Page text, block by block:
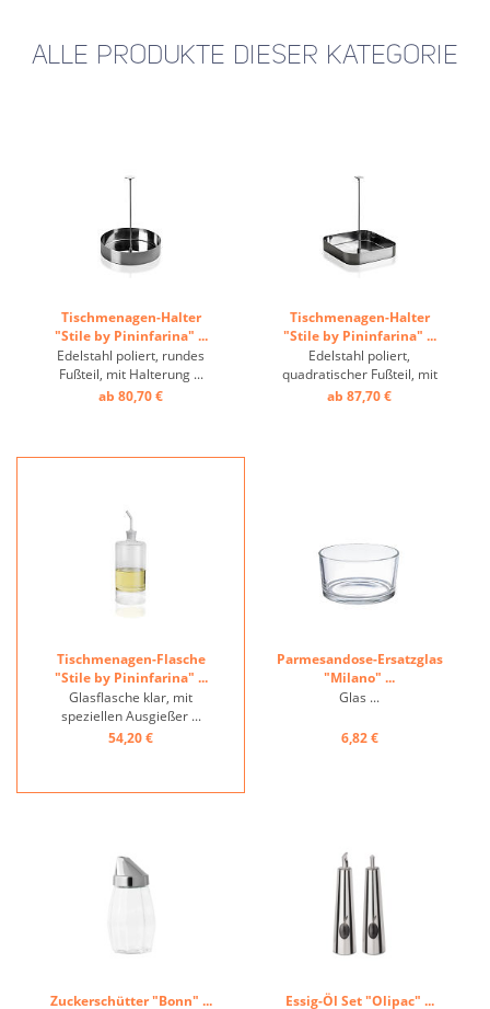
ALLE PRODUKTE DIESER KATEGORIE
Tischmenagen-Halter
"Stile by Pininfarina" ...
Edelstahl poliert, rundes
Fußteil, mit Halterung ...
ab 80,70 €
Tischmenagen-Halter
"Stile by Pininfarina" ...
Edelstahl poliert,
quadratischer Fußteil, mit
Halterung ...
ab 87,70 €
Tischmenagen-Flasche
"Stile by Pininfarina" ...
Glasflasche klar, mit
speziellen Ausgießer ...
54,20 €
Parmesandose-Ersatzglas
"Milano" ...
Glas ...
6,82 €
Zuckerschütter "Bonn" ... Essig-Öl Set "Olipac" ...